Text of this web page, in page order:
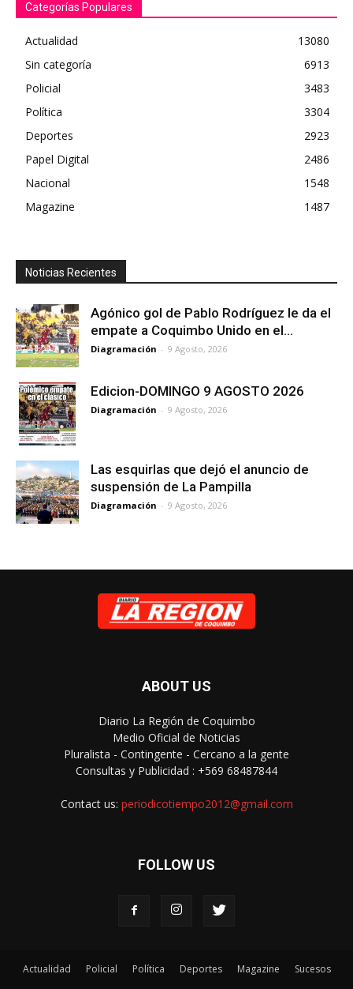
Categorías Populares
Actualidad
13080
Sin categoría
6913
Policial
3483
Política
3304
Deportes
2923
Papel Digital
2486
Nacional
1548
Magazine
1487
Noticias Recientes
Agónico gol de Pablo Rodríguez le da el
empate a Coquimbo Unido en el...
Diagramación - 9 Agosto, 2026
Edicion-DOMINGO 9 AGOSTO 2026
Diagramación - 9 Agosto, 2026
Las esquirlas que dejó el anuncio de
suspensión de La Pampilla
Diagramación - 9 Agosto, 2026
ABOUT US
Diario La Región de Coquimbo
Medio Oficial de Noticias
Pluralista - Contingente - Cercano a la gente
Consultas y Publicidad : +569 68487844
Contact us: periodicotiempo2012@gmail.com
FOLLOW US
Actualidad Policial Política Deportes Magazine Sucesos